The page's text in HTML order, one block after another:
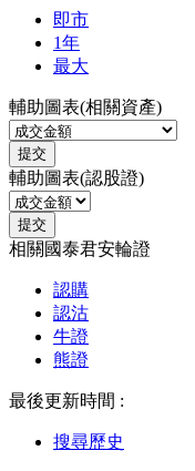
即市
1年
最大
輔助圖表(相關資產)
提交
輔助圖表(認股證)
提交
相關國泰君安輪證
認購
認沽
牛證
熊證
最後更新時間 :
搜尋歷史